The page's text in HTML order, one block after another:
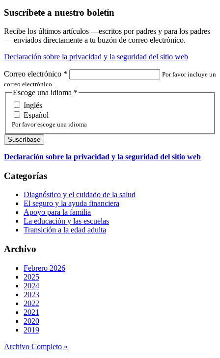
Suscríbete a nuestro boletín
Recibe los últimos artículos —escritos por padres y para los padres
— enviados directamente a tu buzón de correo electrónico.
Declaración sobre la privacidad y la seguridad del sitio web
Correo electrónico *
Por favor incluye un
correo electrónico
Escoge una idioma *
Inglés
Español
Por favor escoge una idioma
Declaración sobre la privacidad y la seguridad del sitio web
Categorías
Diagnóstico y el cuidado de la salud
El seguro y la ayuda financiera
Apoyo para la familia
La educación y las escuelas
Transición a la edad adulta
Archivo
Febrero 2026
2025
2024
2023
2022
2021
2020
2019
Archivo Completo »